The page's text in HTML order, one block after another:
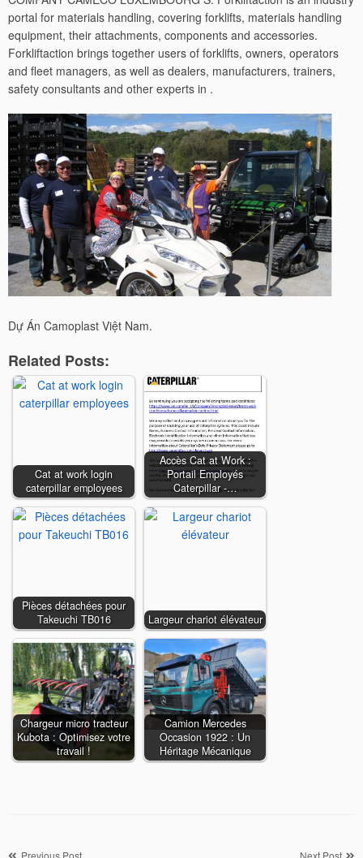
portal for materials handling, covering forklifts, materials handling
equipment, their attachments, components and accessories.
Forkliftaction brings together users of forklifts, owners, operators
and fleet managers, as well as dealers, manufacturers, trainers,
safety consultants and other experts in .
Dự Án Camoplast Việt Nam.
Related Posts:
Cat at work login
caterpillar employees
Accès Cat at Work :
Portail Employés
Caterpillar -…
Pièces détachées pour
Takeuchi TB016
Largeur chariot élévateur
Chargeur micro tracteur
Kubota : Optimisez votre
travail !
Camion Mercedes
Occasion 1922 : Un
Héritage Mécanique
Previous Post Next Post